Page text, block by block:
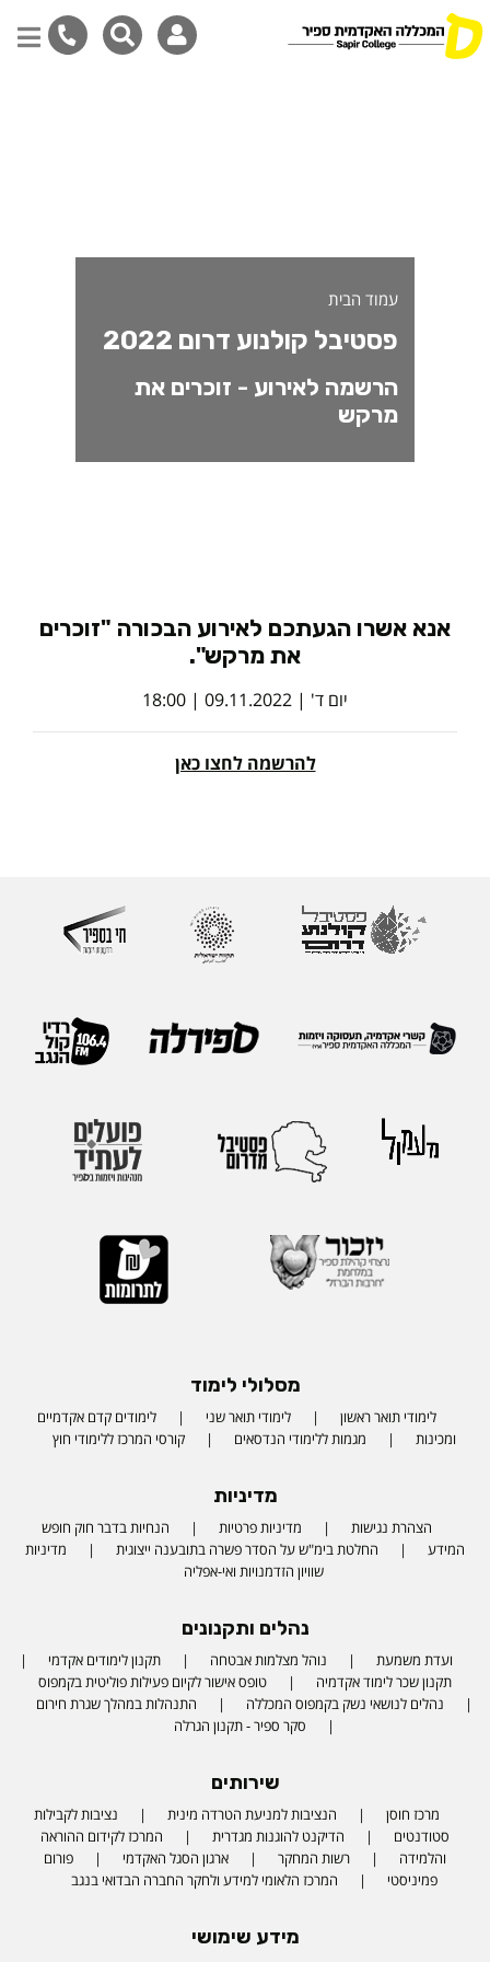
עמוד הבית
פסטיבל קולנוע דרום 2022
הרשמה לאירוע - זוכרים את
מרקש
אנא אשרו הגעתכם לאירוע הבכורה "זוכרים
את מרקש".
יום ד' | 09.11.2022 | 18:00
להרשמה לחצו כאן
מסלולי לימוד
לימודי תואר ראשון לימודי תואר שני
לימודים קדם אקדמיים
ומכינות
מגמות ללימודי הנדסאים קורסי המרכז ללימודי חוץ
מדיניות
הצהרת נגישות מדיניות פרטיות
הנחיות בדבר חוק חופש
המידע
החלטת בימ"ש על הסדר פשרה בתובענה ייצוגית
מדיניות
שוויון הזדמנויות ואי-אפליה
נהלים ותקנונים
ועדת משמעת נוהל מצלמות אבטחה
תקנון לימודים אקדמי
תקנון שכר לימוד אקדמיה
טופס אישור לקיום פעילות פוליטית בקמפוס
נהלים לנושאי נשק בקמפוס המכללה
התנהלות במהלך שגרת חירום
סקר ספיר - תקנון הגרלה
שירותים
מרכז חוסן הנציבות למניעת הטרדה מינית
נציבות לקבילות
סטודנטים
הדיקנט להוגנות מגדרית
המרכז לקידום ההוראה
והלמידה
רשות המחקר ארגון הסגל האקדמי
פורום
פמיניסטי
המרכז הלאומי למידע ולחקר החברה הבדואי בנגב
מידע שימושי